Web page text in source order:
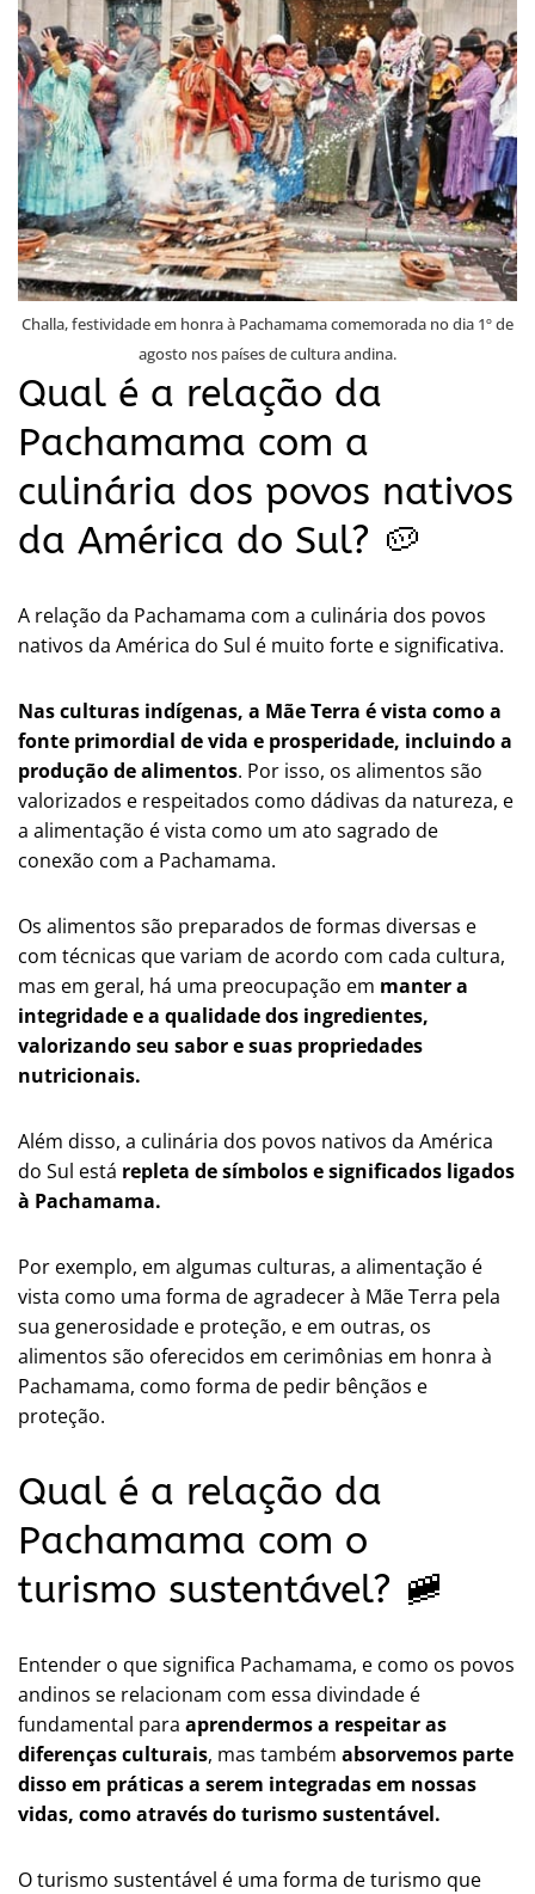
Challa, festividade em honra à Pachamama comemorada no dia 1º de
agosto nos países de cultura andina.
Qual é a relação da
Pachamama com a
culinária dos povos nativos
da América do Sul? 🥔
A relação da Pachamama com a culinária dos povos
nativos da América do Sul é muito forte e significativa.
Nas culturas indígenas, a Mãe Terra é vista como a
fonte primordial de vida e prosperidade, incluindo a
produção de alimentos. Por isso, os alimentos são
valorizados e respeitados como dádivas da natureza, e
a alimentação é vista como um ato sagrado de
conexão com a Pachamama.
Os alimentos são preparados de formas diversas e
com técnicas que variam de acordo com cada cultura,
mas em geral, há uma preocupação em manter a
integridade e a qualidade dos ingredientes,
valorizando seu sabor e suas propriedades
nutricionais.
Além disso, a culinária dos povos nativos da América
do Sul está repleta de símbolos e significados ligados
à Pachamama.
Por exemplo, em algumas culturas, a alimentação é
vista como uma forma de agradecer à Mãe Terra pela
sua generosidade e proteção, e em outras, os
alimentos são oferecidos em cerimônias em honra à
Pachamama, como forma de pedir bênçãos e
proteção.
Qual é a relação da
Pachamama com o
turismo sustentável? 🚞
Entender o que significa Pachamama, e como os povos
andinos se relacionam com essa divindade é
fundamental para aprendermos a respeitar as
diferenças culturais, mas também absorvemos parte
disso em práticas a serem integradas em nossas
vidas, como através do turismo sustentável.
O turismo sustentável é uma forma de turismo que